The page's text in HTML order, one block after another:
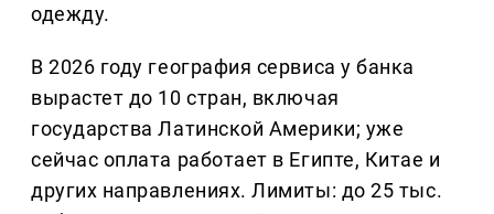
одежду.
В 2026 году география сервиса у банка
вырастет до 10 стран, включая
государства Латинской Америки; уже
сейчас оплата работает в Египте, Китае и
других направлениях. Лимиты: до 25 тыс.